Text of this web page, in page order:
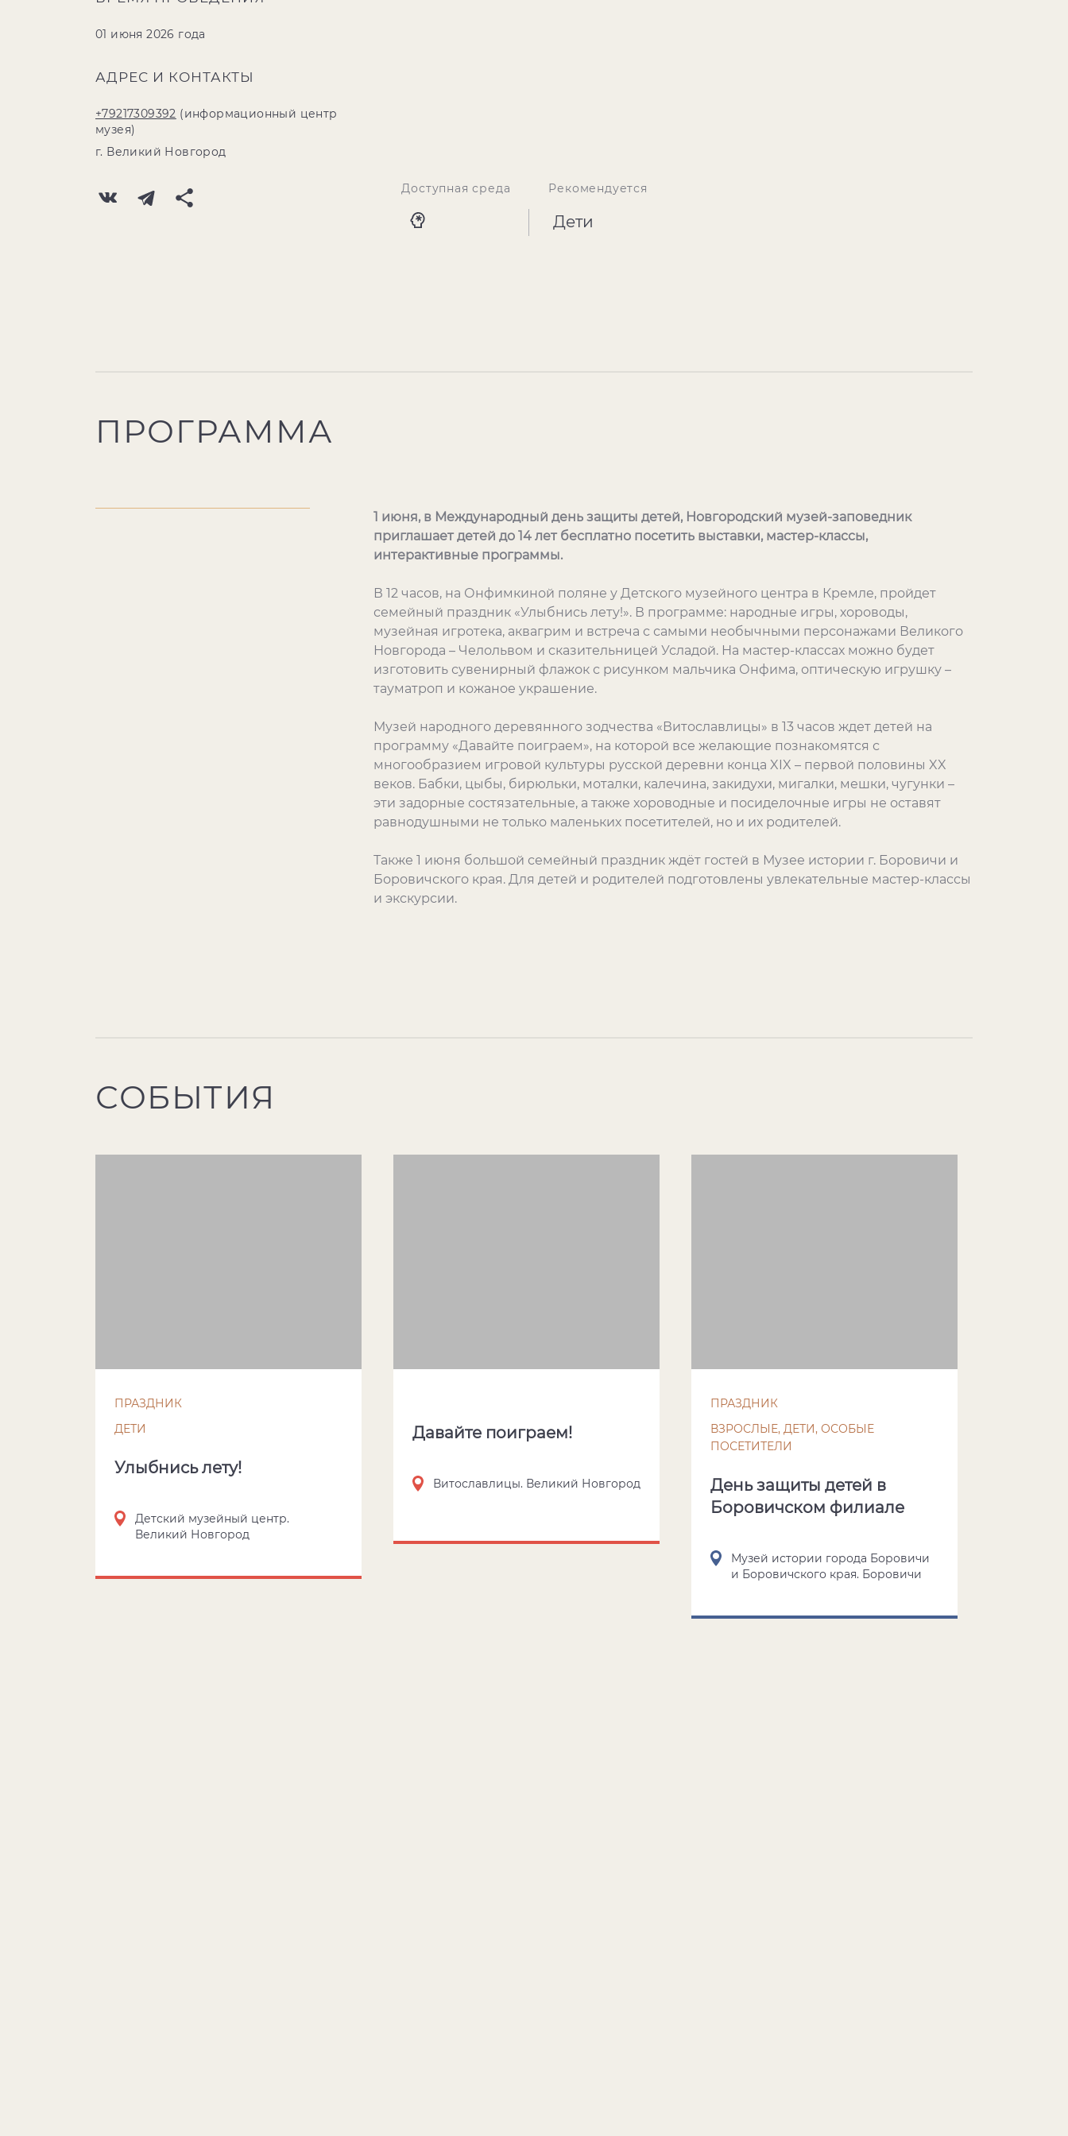
01 июня 2026 года
АДРЕС И КОНТАКТЫ
+79217309392 (информационный центр
музея)
г. Великий Новгород
Доступная среда Рекомендуется
Дети
ПРОГРАММА
1 июня, в Международный день защиты детей, Новгородский музей-заповедник
приглашает детей до 14 лет бесплатно посетить выставки, мастер-классы,
интерактивные программы.
В 12 часов, на Онфимкиной поляне у Детского музейного центра в Кремле, пройдет
семейный праздник «Улыбнись лету!». В программе: народные игры, хороводы,
музейная игротека, аквагрим и встреча с самыми необычными персонажами Великого
Новгорода – Челольвом и сказительницей Усладой. На мастер-классах можно будет
изготовить сувенирный флажок с рисунком мальчика Онфима, оптическую игрушку –
тауматроп и кожаное украшение.
Музей народного деревянного зодчества «Витославлицы» в 13 часов ждет детей на
программу «Давайте поиграем», на которой все желающие познакомятся с
многообразием игровой культуры русской деревни конца XIX – первой половины XX
веков. Бабки, цыбы, бирюльки, моталки, калечина, закидухи, мигалки, мешки, чугунки –
эти задорные состязательные, а также хороводные и посиделочные игры не оставят
равнодушными не только маленьких посетителей, но и их родителей.
Также 1 июня большой семейный праздник ждёт гостей в Музее истории г. Боровичи и
Боровичского края. Для детей и родителей подготовлены увлекательные мастер-классы
и экскурсии.
СОБЫТИЯ
ПРАЗДНИК
ДЕТИ
Улыбнись лету!
Детский музейный центр.
Великий Новгород
Давайте поиграем!
Витославлицы. Великий Новгород
ПРАЗДНИК
ВЗРОСЛЫЕ, ДЕТИ, ОСОБЫЕ
ПОСЕТИТЕЛИ
День защиты детей в
Боровичском филиале
Музей истории города Боровичи
и Боровичского края. Боровичи